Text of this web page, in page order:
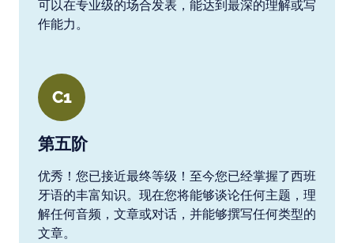
可以在专业级的场合发表，能达到最深的理解或写
作能力。
C1
第五阶
优秀！您已接近最终等级！至今您已经掌握了西班
牙语的丰富知识。现在您将能够谈论任何主题，理
解任何音频，文章或对话，并能够撰写任何类型的
文章。